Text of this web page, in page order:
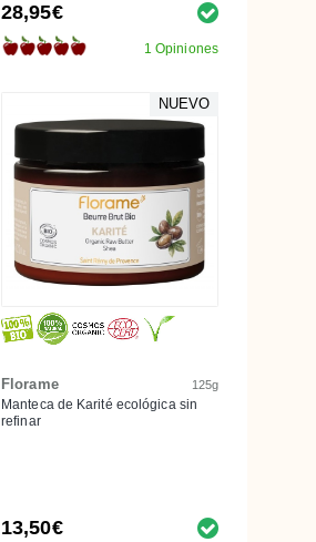
28,95€
1 Opiniones
NUEVO
Florame 125g
Manteca de Karité ecológica sin
refinar
13,50€